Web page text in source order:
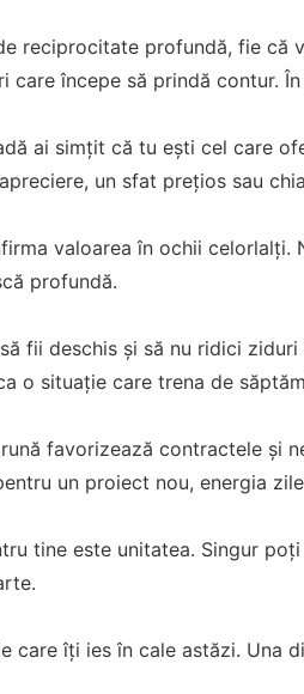
reciprocitate profundă, fie că
care începe să prindă contur.
ai simțit că tu ești cel care
un sfat prețios sau
valoarea în ochii celorlalți.
profundă.
fii deschis și să nu ridici
o situație care trena de
favorizează contractele și
un proiect nou, energia
tine este unitatea. Singur
care îți ies în cale astăzi. Una